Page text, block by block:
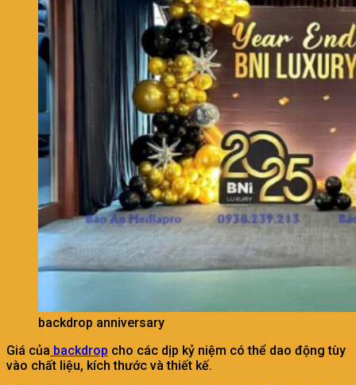
backdrop anniversary
Giá của backdrop cho các dịp kỷ niệm có thể dao động tùy
vào chất liệu, kích thước và thiết kế.